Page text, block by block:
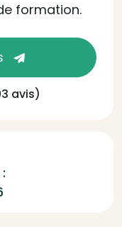
formation.
avis)